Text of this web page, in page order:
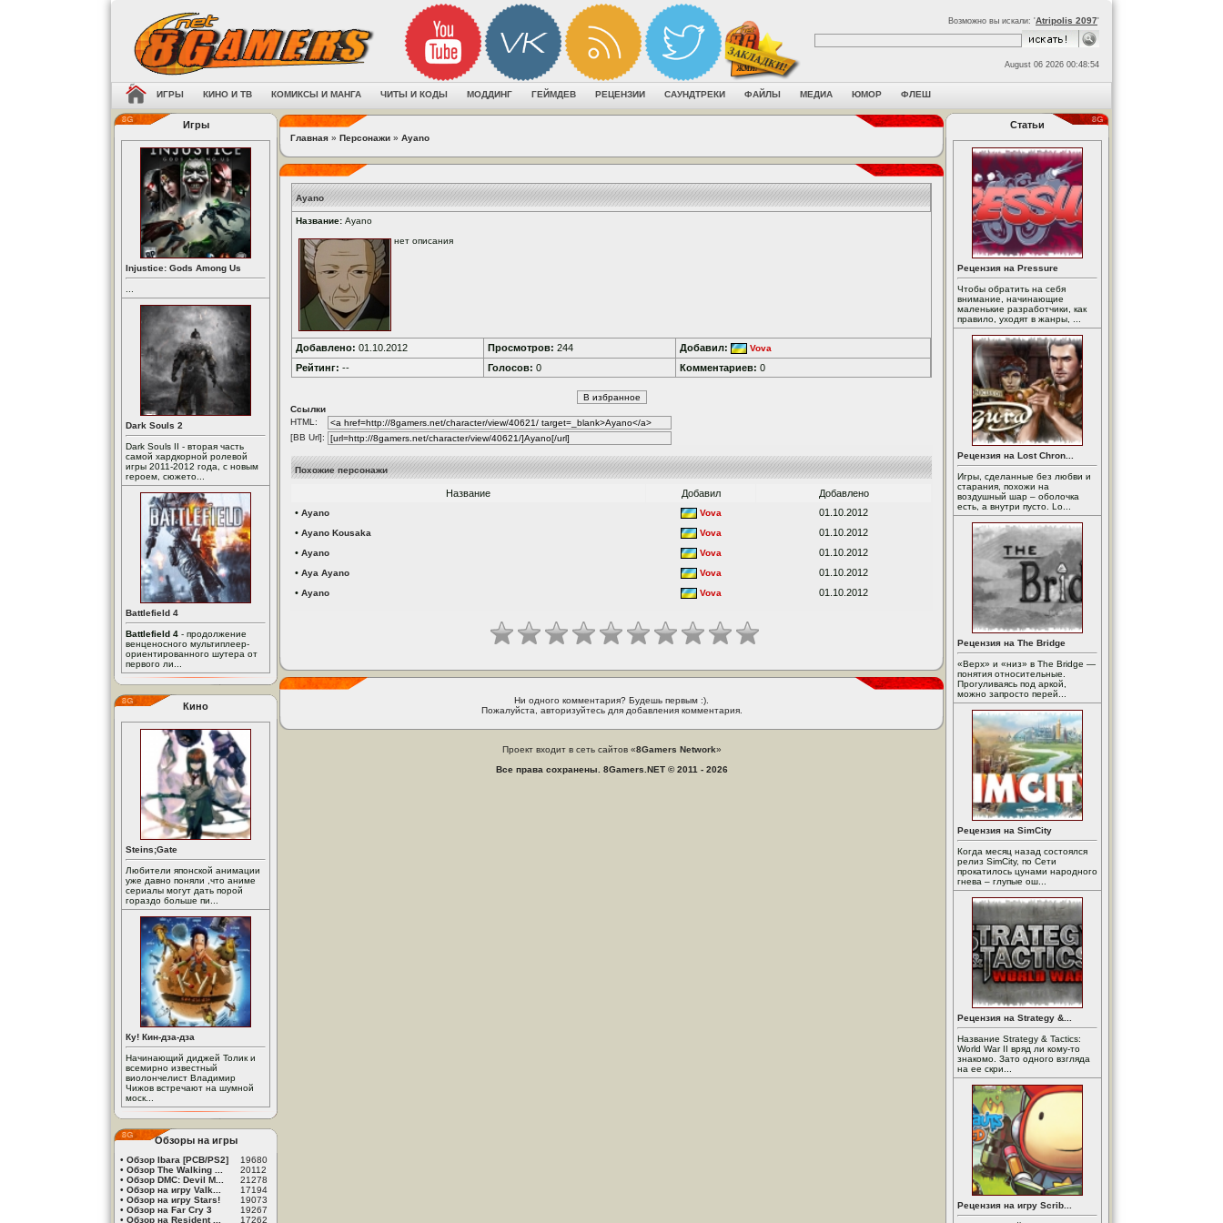
Возможно вы искали: 'Atripolis 2097'
August 06 2026 00:48:54
ИГРЫ КИНО И ТВ КОМИКСЫ И МАНГА ЧИТЫ И КОДЫ МОДДИНГ ГЕЙМДЕВ РЕЦЕНЗИИ САУНДТРЕКИ ФАЙЛЫ МЕДИА ЮМОР ФЛЕШ
Игры
Injustice: Gods Among Us
Dark Souls 2
Dark Souls II - вторая часть
самой хардкорной ролевой
игры 2011-2012 года, с новым
героем, сюжето...
Battlefield 4
Battlefield 4 - продолжение
венценосного мультиплеер-
ориентированного шутера от
первого ли...
Кино
Steins;Gate
Любители японской анимации
уже давно поняли ,что аниме
сериалы могут дать порой
гораздо больше пи...
Ку! Кин-дза-дза
Начинающий диджей Толик и
всемирно известный
виолончелист Владимир
Чижов встречают на шумной
моск...
Обзоры на игры
• Обзор Ibara [PCB/PS2]
19680
• Обзор The Walking ...
20112
• Обзор DMC: Devil M...
21278
• Обзор на игру Valk...
17194
• Обзор на игру Stars!
19073
• Обзор на Far Cry 3
19267
• Обзор на Resident ... 17262
Главная » Персонажи » Ayano
Ayano
Название: Ayano
нет описания
Добавлено: 01.10.2012 Просмотров: 244 Добавил: Vova
Рейтинг: -- Голосов: 0 Комментариев: 0
Ссылки
HTML:
[BB Url]:
Похожие персонажи
Название Добавил
Добавлено
• Ayano Vova
01.10.2012
• Ayano Kousaka Vova
01.10.2012
• Ayano Vova
01.10.2012
• Aya Ayano Vova
01.10.2012
• Ayano Vova 01.10.2012
Ни одного комментария? Будешь первым :).
Пожалуйста, авторизуйтесь для добавления комментария.
Проект входит в сеть сайтов «8Gamers Network»
Все права сохранены. 8Gamers.NET © 2011 - 2026
Статьи
Рецензия на Pressure
Чтобы обратить на себя
внимание, начинающие
маленькие разработчики, как
правило, уходят в жанры, ...
Рецензия на Lost Chron...
Игры, сделанные без любви и
старания, похожи на
воздушный шар – оболочка
есть, а внутри пусто. Lo...
Рецензия на The Bridge
«Верх» и «низ» в The Bridge —
понятия относительные.
Прогуливаясь под аркой,
можно запросто перей...
Рецензия на SimCity
Когда месяц назад состоялся
релиз SimCity, по Сети
прокатилось цунами народного
гнева – глупые ош...
Рецензия на Strategy &...
Название Strategy & Tactics:
World War II вряд ли кому-то
знакомо. Зато одного взгляда
на ее скри...
Рецензия на игру Scrib...